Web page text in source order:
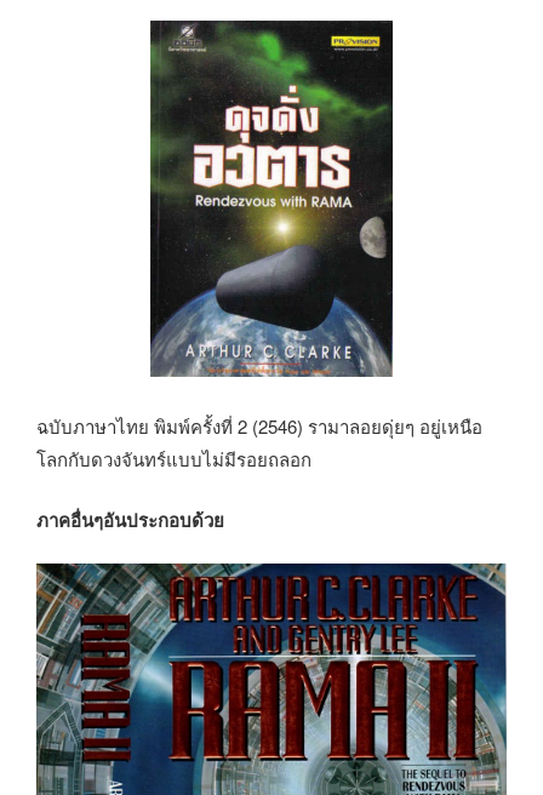
ฉบับภาษาไทย พิมพ์ครั้งที่ 2 (2546) รามาลอยดุ่ยๆ อยู่เหนือ
โลกกับดวงจันทร์แบบไม่มีรอยถลอก
ภาคอื่นๆอันประกอบด้วย